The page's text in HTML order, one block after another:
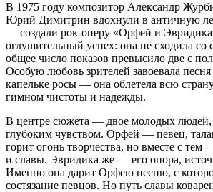
В 1975 году композитор Александр
Юрий Димитрин вдохнули в античную
— создали рок‑оперу «Орфей и
оглушительный успех: она не сходила со
общее число показов превысило две с
Особую любовь зрителей завоевала
капельке росы — она облетела всю
гимном чистоты и надежды.
В центре сюжета — двое молодых людей,
глубоким чувством. Орфей — певец,
горит огонь творчества, но вместе с
и славы. Эвридика же — его опора,
Именно она дарит Орфею песню, с
состязание певцов. Но путь славы